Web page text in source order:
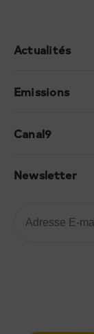
Actualités
Emissions
Canal9
Newsletter